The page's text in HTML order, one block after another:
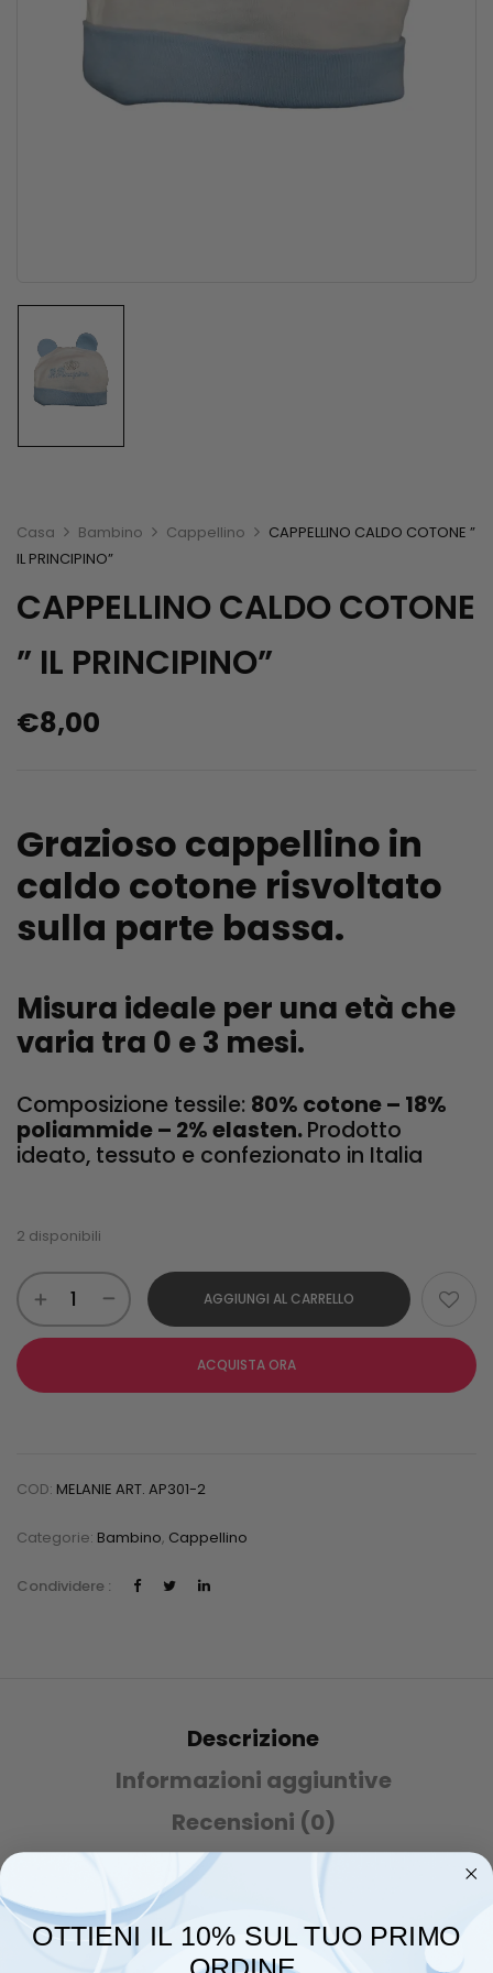
Casa Bambino Cappellino
CAPPELLINO CALDO COTONE ”
IL PRINCIPINO”
CAPPELLINO CALDO COTONE
” IL PRINCIPINO”
€8,00
Grazioso cappellino in
caldo cotone risvoltato
sulla parte bassa.
Misura ideale per una età che
varia tra 0 e 3 mesi.
Composizione tessile: 80% cotone – 18%
poliammide – 2% elasten.Prodotto
ideato, tessuto e confezionato in Italia
2 disponibili
AGGIUNGI AL CARRELLO
ACQUISTA ORA
COD: MELANIE ART. AP301-2
Categorie: Bambino, Cappellino
Condividere :
Descrizione
Informazioni aggiuntive
Recensioni (0)
Lavaggio a mano. Non stirare . non asciugare nell’asciugatrice
OTTIENI IL 10% SUL TUO PRIMO